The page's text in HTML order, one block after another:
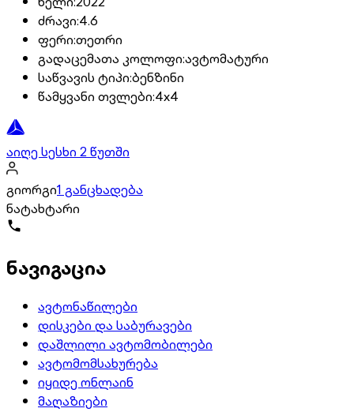
ძრავი:4.6
ფერი:თეთრი
გადაცემათა კოლოფი:ავტომატური
საწვავის ტიპი:ბენზინი
წამყვანი თვლები:4x4
აიღე სესხი 2 წუთში
გიორგი1 განცხადება
ნატახტარი
ნავიგაცია
ავტონაწილები
დისკები და საბურავები
დაშლილი ავტომობილები
ავტომომსახურება
იყიდე ონლაინ
მაღაზიები